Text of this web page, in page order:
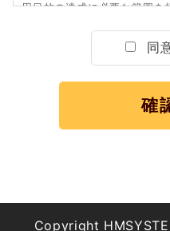
用目的の達成に必要な範囲
ｂ）当社は個人情報の取扱
びその他の規範を遵守致しま
失又はき損等のリスクに対
事業の実情に合致した経営
同
Copyright